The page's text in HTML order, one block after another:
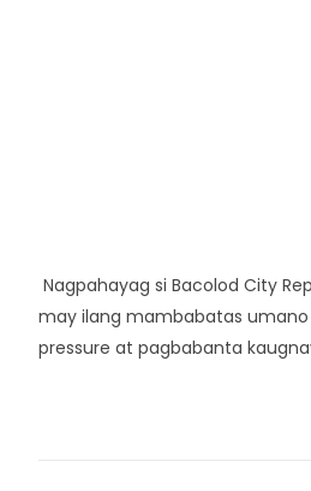
Nagpahayag si Bacolod City
may ilang mambabatas umano
pressure at pagbabanta